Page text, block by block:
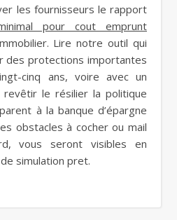
les fournisseurs le rapport
pour cout emprunt
Lire notre outil qui
des protections importantes
cinq ans, voire avec un
le résilier la politique
à la banque d’épargne
obstacles à cocher ou mail
vous seront visibles en
simulation pret.